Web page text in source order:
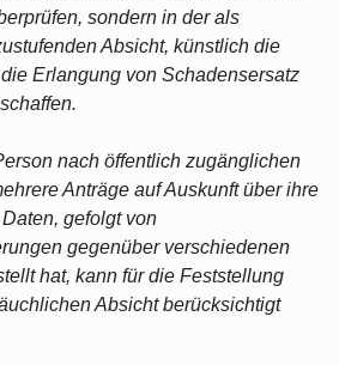
sondern in der als
Absicht, künstlich die
Erlangung von Schadensersatz
nach öffentlich zugänglichen
Anträge auf Auskunft über ihre
gefolgt von
gegenüber verschiedenen
hat, kann für die Feststellung
Absicht berücksichtigt